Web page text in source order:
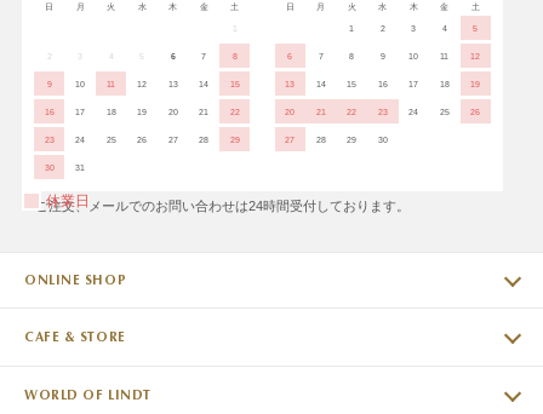
日 月 火 水 木 金 土
1
2 3 4 5 6 7 8
9 10 11 12 13 14 15
16 17 18 19 20 21 22
23 24 25 26 27 28 29
30 31
日 月 火 水 木 金 土
1 2 3 4 5
6 7 8 9 10 11 12
13 14 15 16 17 18 19
20 21 22 23 24 25 26
27 28 29 30
休業日
※ご注文、メールでのお問い合わせは24時間受付しております。
ONLINE SHOP
CAFE & STORE
WORLD OF LINDT